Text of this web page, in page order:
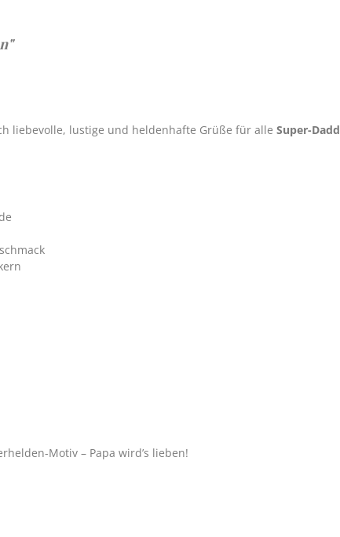
liebevolle, lustige und heldenhafte Grüße für alle Super-
Motiv – Papa wird’s lieben!